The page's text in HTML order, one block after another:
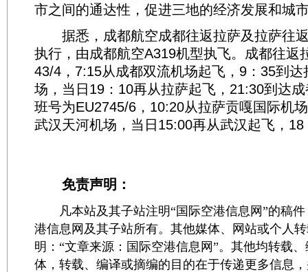
市之间的通达性，促进三地的经济发展和城
据悉，成都航空成都往返拉萨及拉萨往
执行，由成都航空A319机型执飞。成都往返
43/4，7:15从成都双流机场起飞，9：35到达
场，当日19：10再从拉萨起飞，21:30到达
班号为EU2745/6，10:20从拉萨贡嘎国际机
武汉天河机场，当日15:00再从武汉起飞，
免责声明：
凡本站及其子站注明“国际空港信息网”的稿件
港信息网及其子站所有。其他媒体、网站或个人
明：“文章来源：国际空港信息网”。其他均转载
体，转载、编译或摘编的目的在于传递更多信息